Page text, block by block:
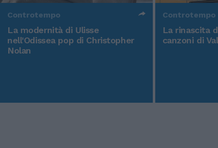
Controtempo
La modernità di Ulisse
nell'Odissea pop di Christopher
Nolan
Controtempo
La rinascita
canzoni di